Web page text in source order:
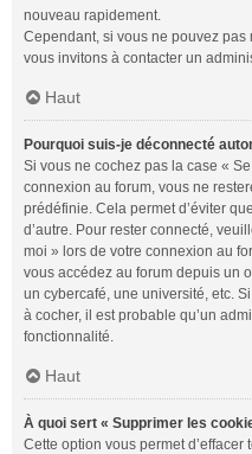
nouveau rapidement.
Cependant, si vous ne pouvez
vous invitons à contacter un
Haut
Pourquoi suis-je déconnecté
Si vous ne cochez pas la case «
connexion au forum, vous ne
prédéfinie. Cela permet d’éviter
d’autre. Pour rester connecté,
moi » lors de votre connexion au
vous accédez au forum depuis un
un cybercafé, une université, etc.
à cocher, il est probable qu’un
fonctionnalité.
Haut
À quoi sert « Supprimer les
Cette option vous permet